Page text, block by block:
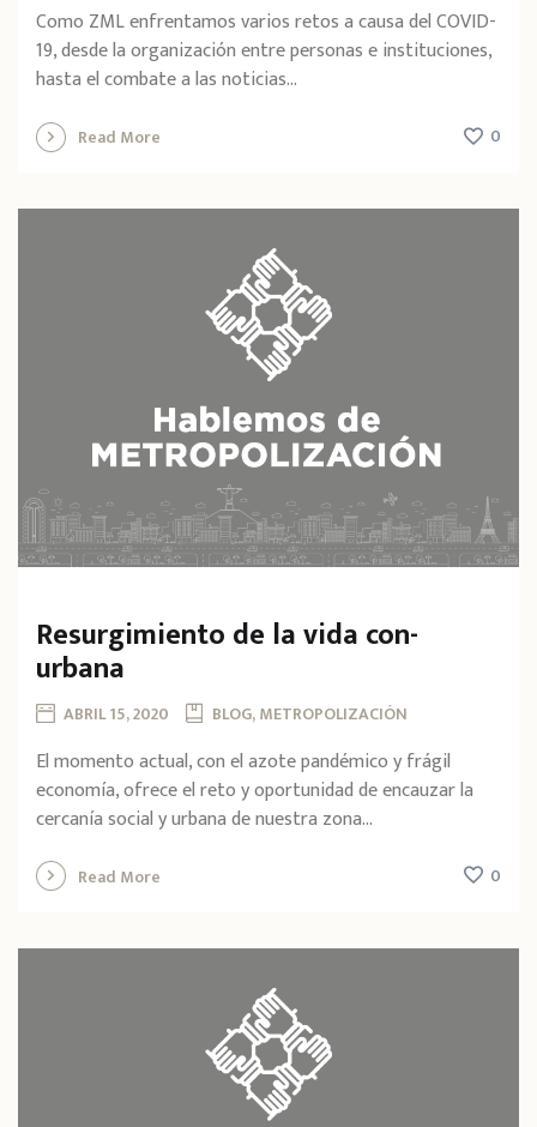
Como ZML enfrentamos varios retos a causa del COVID-
19, desde la organización entre personas e instituciones,
hasta el combate a las noticias...
Read More 0
Resurgimiento de la vida con-
urbana
ABRIL 15, 2020 BLOG, METROPOLIZACIÓN
El momento actual, con el azote pandémico y frágil
economía, ofrece el reto y oportunidad de encauzar la
cercanía social y urbana de nuestra zona...
Read More 0